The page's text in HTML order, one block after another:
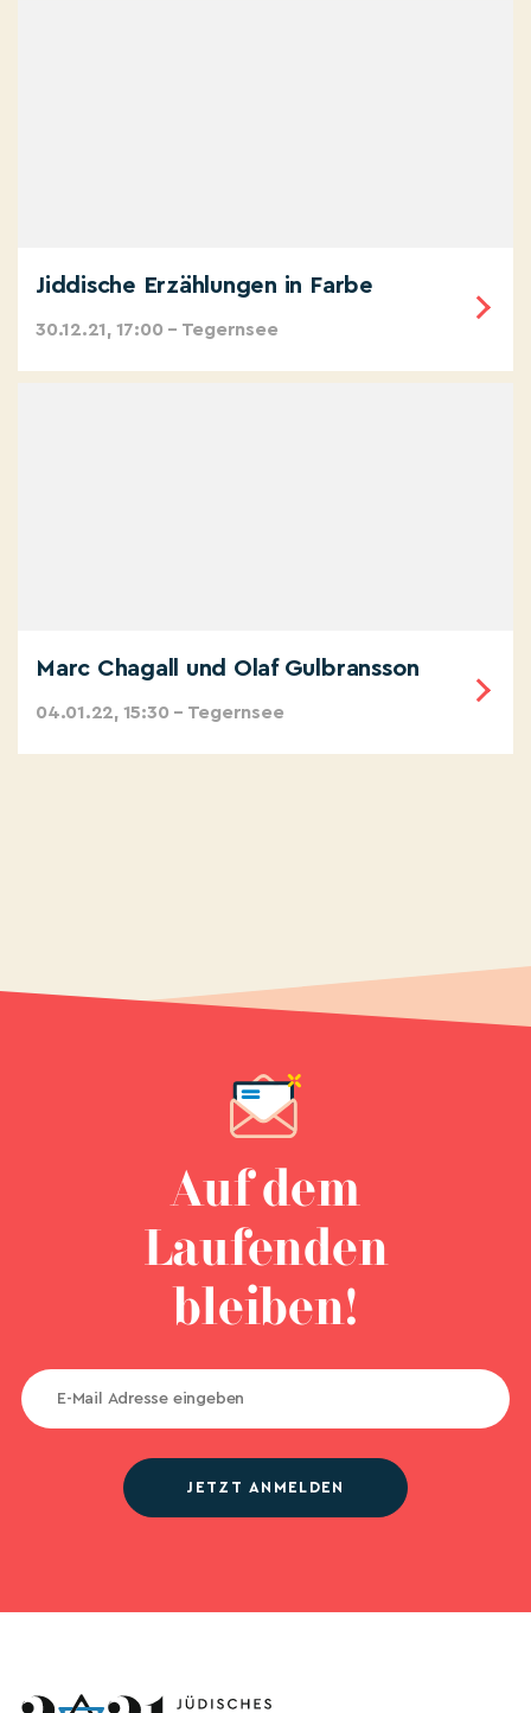
Jiddische Erzählungen in Farbe
30.12.21, 17:00 – Tegernsee
Marc Chagall und Olaf Gulbransson
04.01.22, 15:30 – Tegernsee
Auf dem
Laufenden
bleiben!
JETZT ANMELDEN